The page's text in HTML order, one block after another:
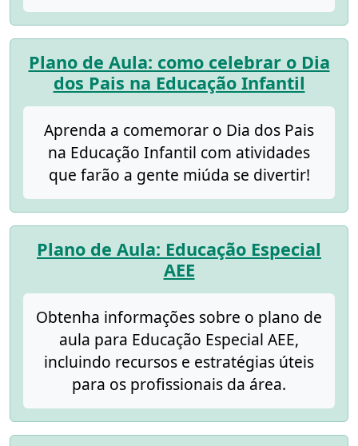
Plano de Aula: como celebrar o Dia
dos Pais na Educação Infantil
Aprenda a comemorar o Dia dos Pais
na Educação Infantil com atividades
que farão a gente miúda se divertir!
Plano de Aula: Educação Especial
AEE
Obtenha informações sobre o plano de
aula para Educação Especial AEE,
incluindo recursos e estratégias úteis
para os profissionais da área.